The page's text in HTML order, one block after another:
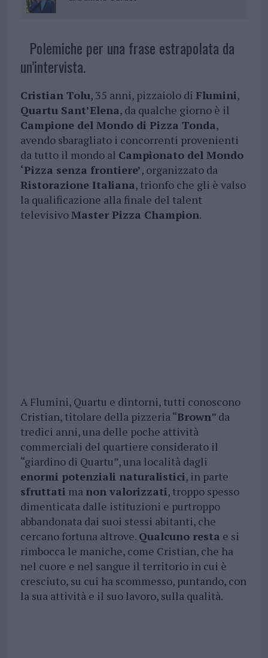
Polemiche per una frase estrapolata da
un’intervista.
Cristian Tolu, 35 anni, pizzaiolo di Flumini,
Quartu Sant’Elena, da qualche giorno è il
Campione del Mondo di Pizza Tonda,
avendo sbaragliato i concorrenti provenienti
da tutto il mondo al Campionato del Mondo
‘Pizza senza frontiere’, organizzato da
Ristorazione Italiana, trionfo che gli è valso
la qualificazione alla finale del talent
televisivoMaster Pizza Champion.
A Flumini, Quartu e dintorni, tutti conoscono
Cristian, titolare della pizzeria “Brown” da
tredici anni, una delle poche attività
commerciali del quartiere considerato il
“giardino di Quartu”, una località dagli
enormi potenziali naturalistici, in parte
sfruttati ma non valorizzati, troppo spesso
dimenticata dalle istituzioni e purtroppo
abbandonata dai suoi stessi abitanti, che
cercano fortuna altrove. Qualcuno resta e si
rimbocca le maniche, come Cristian, che ha
nel cuore e nel sangue il territorio in cui è
cresciuto, su cui ha scommesso, puntando, con
la sua attività e il suo lavoro, sulla qualità.